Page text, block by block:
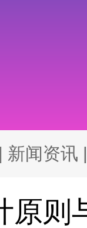
| 新闻资讯 |
原则